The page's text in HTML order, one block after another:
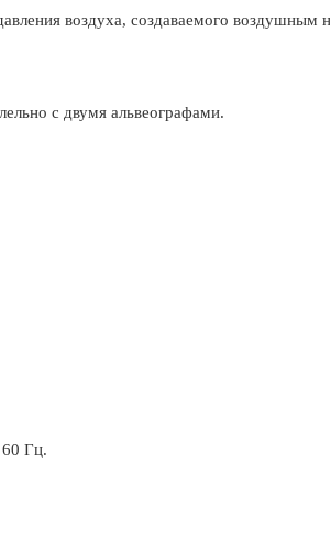
воздуха, создаваемого воздушным
с двумя альвеографами.
Гц.